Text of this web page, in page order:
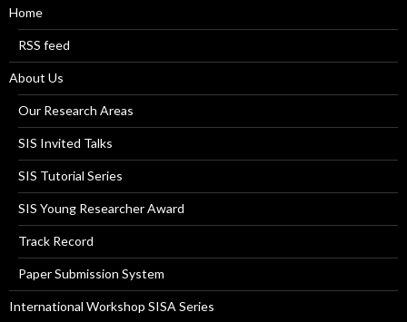
Home
RSS feed
About Us
Our Research Areas
SIS Invited Talks
SIS Tutorial Series
SIS Young Researcher Award
Track Record
Paper Submission System
International Workshop SISA Series